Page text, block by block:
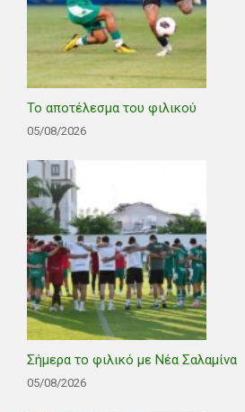
Το αποτέλεσμα του φιλικού
05/08/2026
Σήμερα το φιλικό με Νέα Σαλαμίνα
05/08/2026